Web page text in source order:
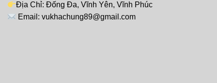
Địa Chỉ: Đống Đa, Vĩnh Yên, Vĩnh Phúc
Email: vukhachung89@gmail.com